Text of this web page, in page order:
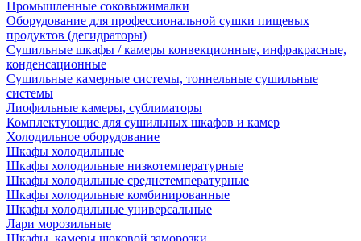
Промышленные соковыжималки
Оборудование для профессиональной сушки пищевых
продуктов (дегидраторы)
Сушильные шкафы / камеры конвекционные, инфракрасные,
конденсационные
Сушильные камерные системы, тоннельные сушильные
системы
Лиофильные камеры, сублиматоры
Комплектующие для сушильных шкафов и камер
Холодильное оборудование
Шкафы холодильные
Шкафы холодильные низкотемпературные
Шкафы холодильные среднетемпературные
Шкафы холодильные комбинированные
Шкафы холодильные универсальные
Лари морозильные
Шкафы, камеры шоковой заморозки